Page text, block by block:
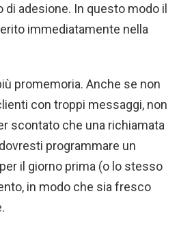
di adesione. In questo modo il
immediatamente nella
promemoria. Anche se non
con troppi messaggi, non
scontato che una richiamata
programmare un
il giorno prima (o lo stesso
in modo che sia fresco